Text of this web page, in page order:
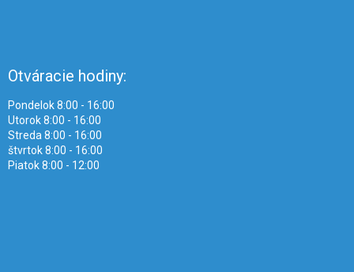
Otváracie hodiny:
Pondelok 8:00 - 16:00
Utorok 8:00 - 16:00
Streda 8:00 - 16:00
štvrtok 8:00 - 16:00
Piatok 8:00 - 12:00